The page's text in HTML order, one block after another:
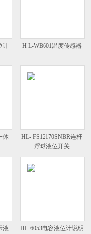
计
H L-WB601温度传感器
体
HL- FS12170SNBR连杆
浮球液位开关
液
HL-6053电容液位计说明